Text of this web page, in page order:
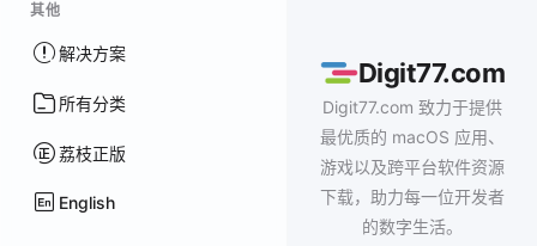
其他
解决方案
所有分类
荔枝正版
English
Digit77.com
Digit77.com 致力于提供
最优质的 macOS 应用、
游戏以及跨平台软件资源
下载，助力每一位开发者
的数字生活。